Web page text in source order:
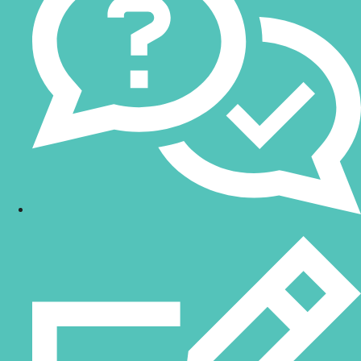
en sistemas de visión.
CA-D:
Sistemas de iluminación LED con múltiples
configuraciones y control externo.
Lumitrax:
Sistema de iluminación inteligente que mejora la
estabilidad y calidad de las imágenes.
PPL:
Tecnología de proyección de patrones para
inspecciones simultáneas en 2D y 3D.
Iluminación Multispectrum:Iluminación adaptable con
múltiples colores para diferentes aplicaciones.
Cámaras de alta resolución de 64
Megapíxeles para inspecciones de gran precisión.
Sistema de visión intuitivo con alta capacidad de
Aplicaciones y beneficios de los sistemas de
Los sistemas de visión artificial son indispensables en sectores
industriales como la automoción, la electrónica, la alimentación y
la logística. Estas soluciones permiten: